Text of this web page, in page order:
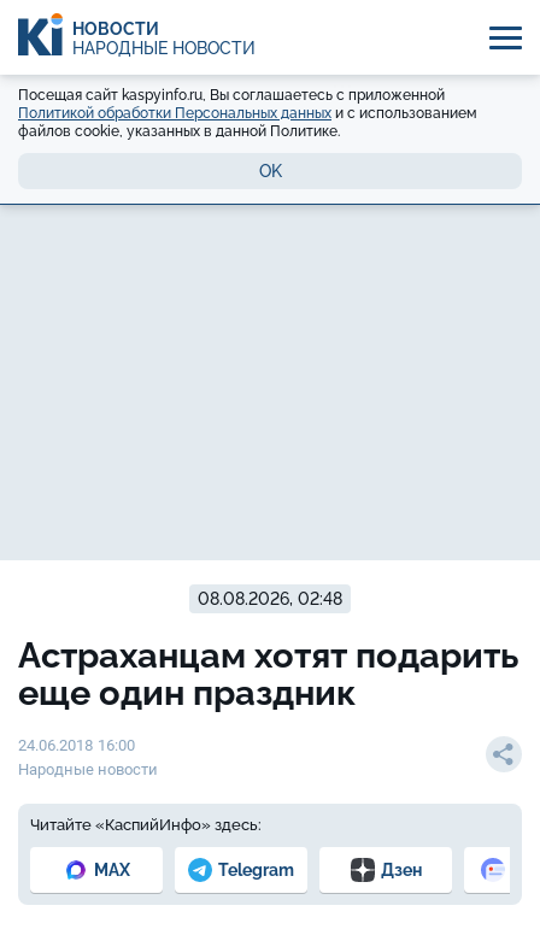
НОВОСТИ
НАРОДНЫЕ НОВОСТИ
Посещая сайт kaspyinfo.ru, Вы соглашаетесь с приложенной
Политикой обработки Персональных данных и с использованием
файлов cookie, указанных в данной Политике.
OK
08.08.2026, 02:48
Астраханцам хотят подарить
еще один праздник
24.06.2018 16:00
Народные новости
Читайте «КаспийИнфо» здесь:
MAX Telegram Дзен